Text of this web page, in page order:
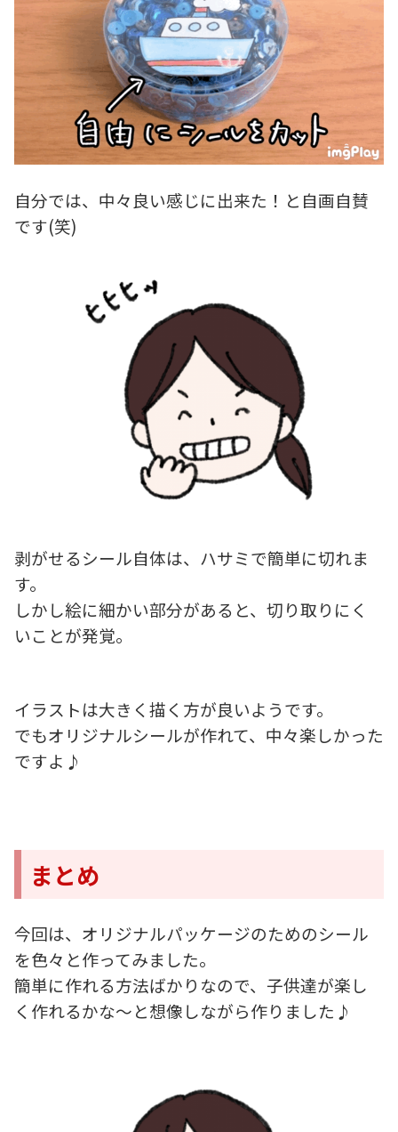
自分では、中々良い感じに出来た！と自画自賛
です(笑)
剥がせるシール自体は、ハサミで簡単に切れま
す。
しかし絵に細かい部分があると、切り取りにく
いことが発覚。
イラストは大きく描く方が良いようです。
でもオリジナルシールが作れて、中々楽しかった
ですよ♪
まとめ
今回は、オリジナルパッケージのためのシール
を色々と作ってみました。
簡単に作れる方法ばかりなので、子供達が楽し
く作れるかな～と想像しながら作りました♪